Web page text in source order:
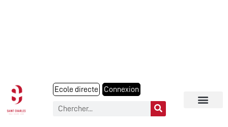
Ecole directe Connexion